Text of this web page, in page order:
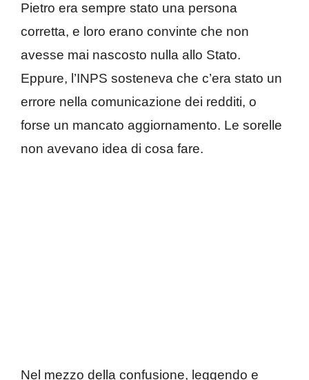
Pietro era sempre stato una persona
corretta, e loro erano convinte che non
avesse mai nascosto nulla allo Stato.
Eppure, l’INPS sosteneva che c’era stato un
errore nella comunicazione dei redditi, o
forse un mancato aggiornamento. Le sorelle
non avevano idea di cosa fare.
Nel mezzo della confusione, leggendo e